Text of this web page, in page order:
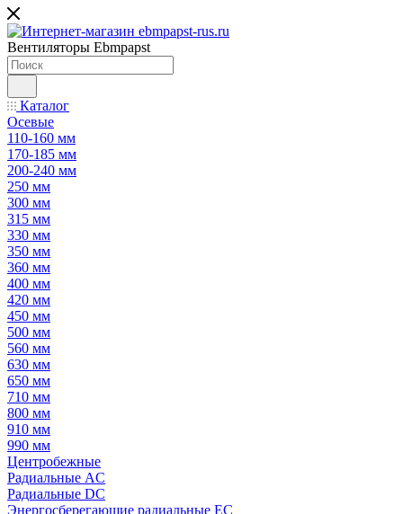
Вентиляторы Ebmpapst
Каталог
Осевые
110-160 мм
170-185 мм
200-240 мм
250 мм
300 мм
315 мм
330 мм
350 мм
360 мм
400 мм
420 мм
450 мм
500 мм
560 мм
630 мм
650 мм
710 мм
800 мм
910 мм
990 мм
Центробежные
Радиальные AC
Радиальные DC
Энергосберегающие радиальные EC